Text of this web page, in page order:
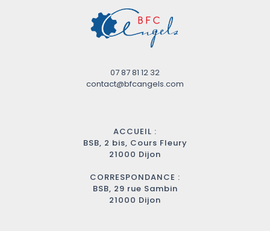
07 87 81 12 32
contact@bfcangels.com
ACCUEIL :
BSB, 2 bis, Cours Fleury
21000 Dijon
CORRESPONDANCE :
BSB, 29 rue Sambin
21000 Dijon